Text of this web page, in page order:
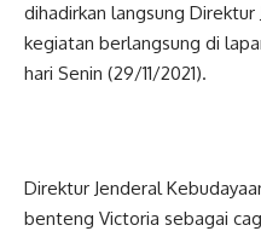
dihadirkan langsung Direktur
kegiatan berlangsung di
hari Senin (29/11/2021).
Direktur Jenderal
benteng Victoria sebagai